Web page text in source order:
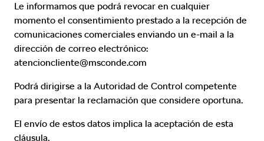
Le informamos que podrá revocar en cualquier
momento el consentimiento prestado a la recepción de
comunicaciones comerciales enviando un e-mail a la
dirección de correo electrónico:
atencioncliente@msconde.com
Podrá dirigirse a la Autoridad de Control competente
para presentar la reclamación que considere oportuna.
El envío de estos datos implica la aceptación de esta
cláusula.